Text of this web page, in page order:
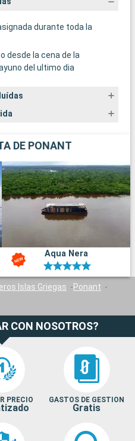
durante toda la
desde la cena de la
del ultimo dia
DE PONANT
Aqua Nera
Islas Griegas
Ponant
CON NOSOTROS?
PRECIO GASTOS DE GESTION
Gratis